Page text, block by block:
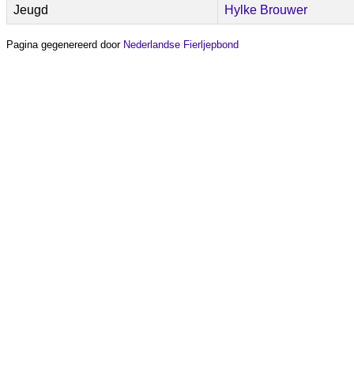
Jeugd Hylke Brouwer
Pagina gegenereerd door Nederlandse Fierljepbond